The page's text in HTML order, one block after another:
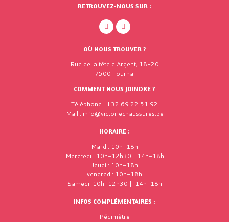
RETROUVEZ-NOUS SUR :
OÙ NOUS TROUVER ?
Rue de la tête d'Argent, 18-20
7500 Tournai
COMMENT NOUS JOINDRE ?
Téléphone : +32 69 22 51 92
Mail : info@victoirechaussures.be
HORAIRE :
Mardi: 10h-18h
Mercredi : 10h-12h30 | 14h-18h
Jeudi : 10h-18h
vendredi: 10h-18h
Samedi: 10h-12h30 | 14h-18h
INFOS COMPLÉMENTAIRES :
Pédimètre